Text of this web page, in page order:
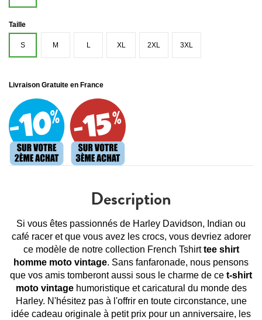
Taille
S M L XL 2XL 3XL
Livraison Gratuite en France
Description
Si vous êtes passionnés de Harley Davidson, Indian ou
café racer et que vous avez les crocs, vous devriez adorer
ce modèle de notre collection French Tshirttee shirt
homme moto vintage. Sans fanfaronade, nous pensons
que vos amis tomberont aussi sous le charme de ce t-shirt
moto vintagehumoristique et caricatural du monde des
Harley. N'hésitez pas à l'offrir en toute circonstance, une
idée cadeau originale à petit prix pour un anniversaire, les